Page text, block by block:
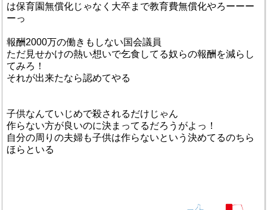
は保育園無償化じゃなく大卒まで教育費無償化やろーーー
ーっ
報酬2000万の働きもしない国会議員
ただ見せかけの熱い想いで乞食してる奴らの報酬を減らし
てみろ！
それが出来たなら認めてやる
子供なんていじめで殺されるだけじゃん
作らない方が良いのに決まってるだろうがよっ！
自分の周りの夫婦も子供は作らないという決めてるのちら
ほらといる